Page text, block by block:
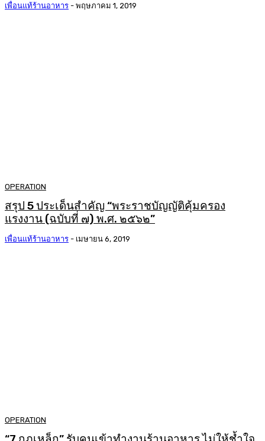
เพื่อนแท้ร้านอาหาร - พฤษภาคม 1, 2019
OPERATION
สรุป 5 ประเด็นสำคัญ “พระราชบัญญัติคุ้มครอง
แรงงาน (ฉบับที่ ๗) พ.ศ. ๒๕๖๒”
เพื่อนแท้ร้านอาหาร - เมษายน 6, 2019
OPERATION